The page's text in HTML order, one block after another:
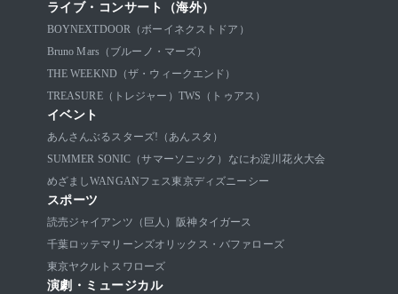
ライブ・コンサート（海外）
BOYNEXTDOOR（ボーイネクストドア）
Bruno Mars（ブルーノ・マーズ）
THE WEEKND（ザ・ウィークエンド）
TREASURE（トレジャー） TWS（トゥアス）
イベント
あんさんぶるスターズ!（あんスタ）
SUMMER SONIC（サマーソニック） なにわ淀川花火大会
めざましWANGANフェス東京ディズニーシー
スポーツ
読売ジャイアンツ（巨人）
阪神タイガース
千葉ロッテマリーンズオリックス・バファローズ
東京ヤクルトスワローズ
演劇・ミュージカル